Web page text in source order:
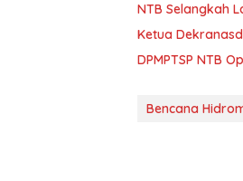
NTB Selangkah
Ketua
DPMPTSP NTB
Bencana